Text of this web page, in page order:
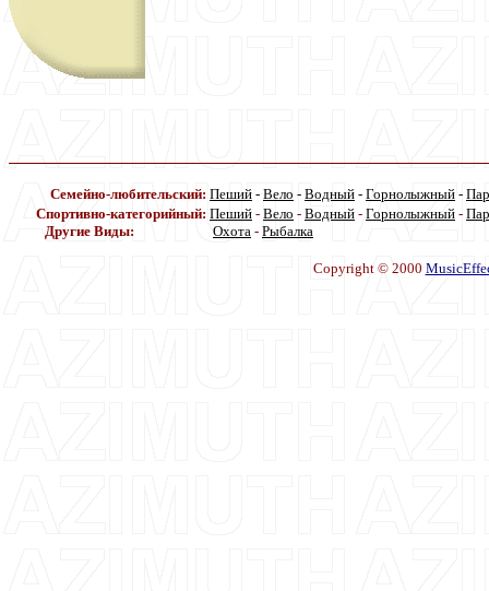
Семейно-любительский: Пеший - Вело - Водный - Горнолыжный -
Спортивно-категорийный: Пеший - Вело - Водный - Горнолыжный -
Другие Виды:
Охота - Рыбалка
Copyright © 2000